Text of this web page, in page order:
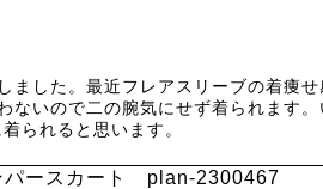
した。最近フレアスリーブの着痩
いので二の腕気にせず着られます
られると思います。
パースカート plan-2300467